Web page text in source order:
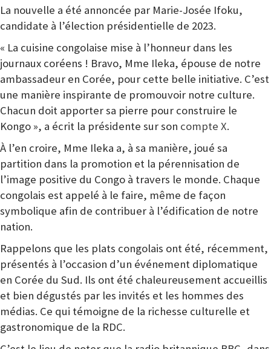
La nouvelle a été annoncée par Marie-Josée Ifoku,
candidate à l’élection présidentielle de 2023.
« La cuisine congolaise mise à l’honneur dans les
journaux coréens ! Bravo, Mme Ileka, épouse de notre
ambassadeur en Corée, pour cette belle initiative. C’est
une manière inspirante de promouvoir notre culture.
Chacun doit apporter sa pierre pour construire le
Kongo », a écrit la présidente sur son compte X.
À l’en croire, Mme Ileka a, à sa manière, joué sa
partition dans la promotion et la pérennisation de
l’image positive du Congo à travers le monde. Chaque
congolais est appelé à le faire, même de façon
symbolique afin de contribuer à l’édification de notre
nation.
Rappelons que les plats congolais ont été, récemment,
présentés à l’occasion d’un événement diplomatique
en Corée du Sud. Ils ont été chaleureusement accueillis
et bien dégustés par les invités et les hommes des
médias. Ce qui témoigne de la richesse culturelle et
gastronomique de la RDC.